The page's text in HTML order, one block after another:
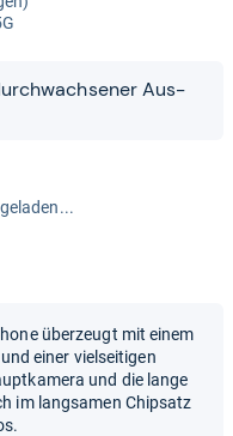
Aus­
überzeugt mit einem
einer vielseitigen
und die lange
im langsamen Chipsatz